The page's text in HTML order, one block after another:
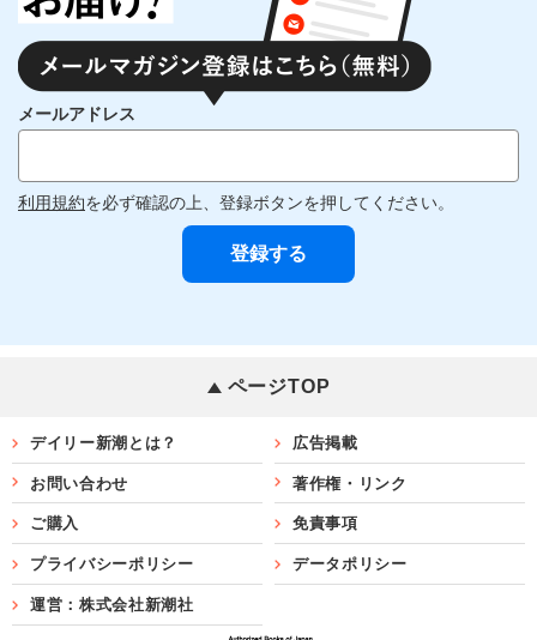
メールアドレス
利用規約を必ず確認の上、登録ボタンを押してください。
ページTOP
デイリー新潮とは？ 広告掲載
お問い合わせ 著作権・リンク
ご購入 免責事項
プライバシーポリシー データポリシー
運営：株式会社新潮社